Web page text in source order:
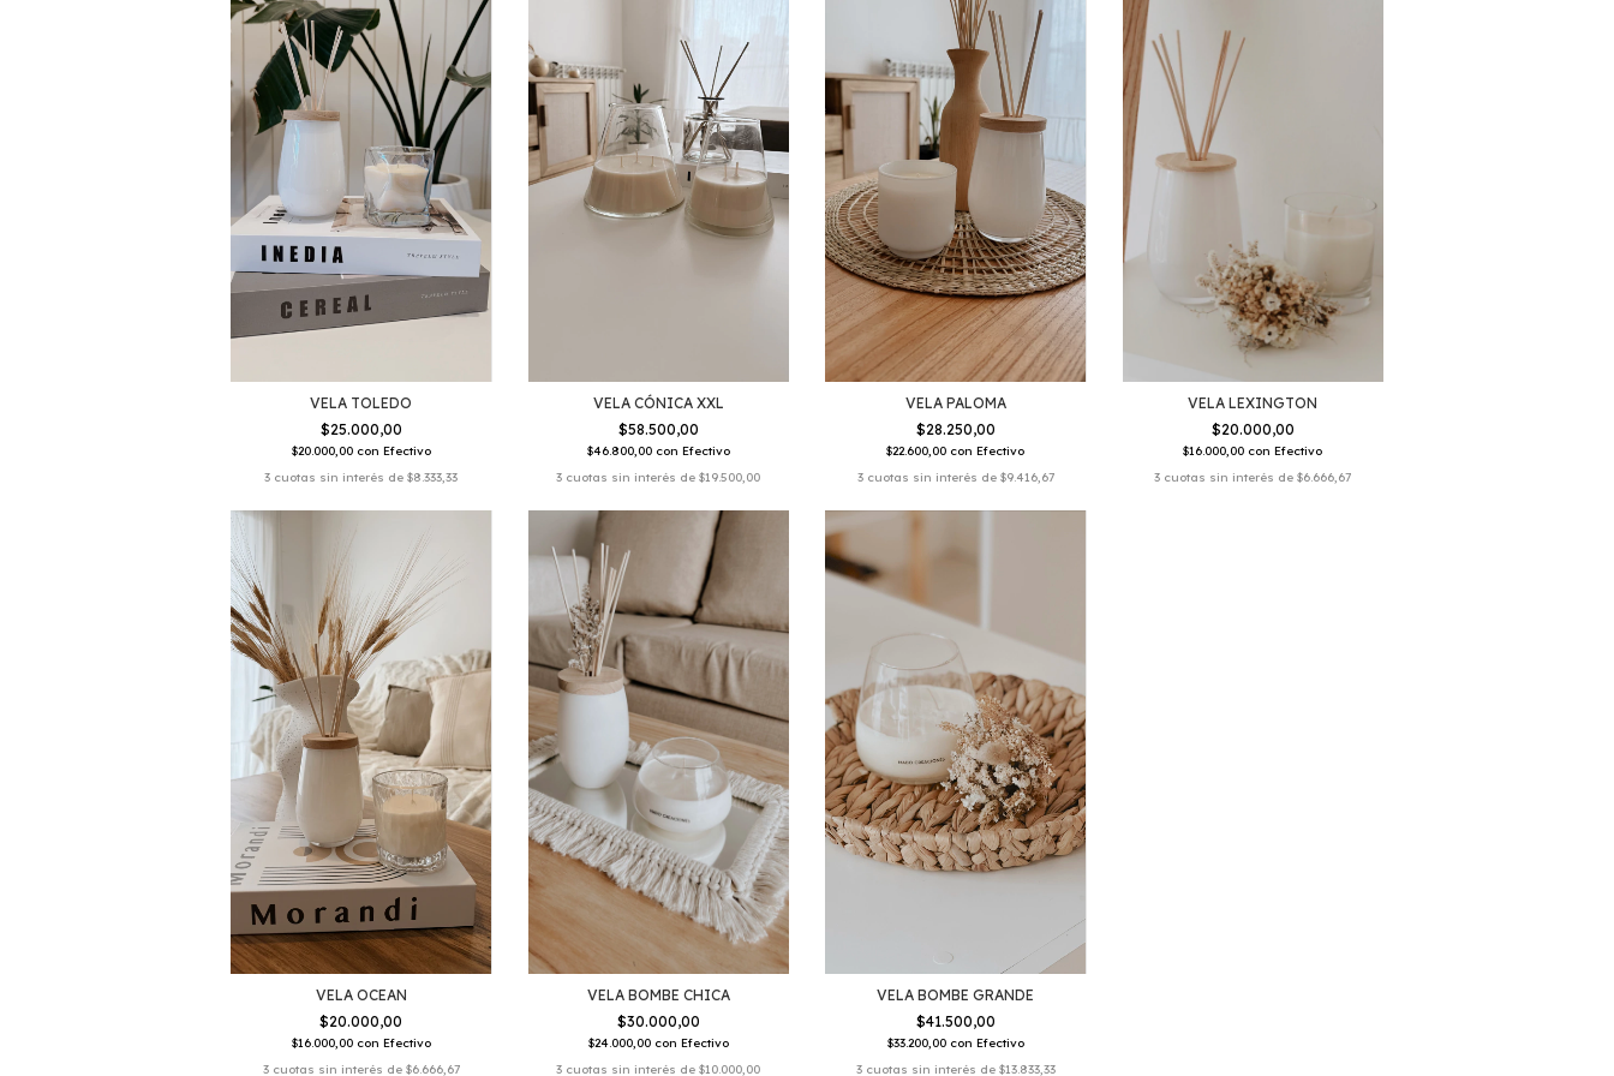
VELA TOLEDO
$25.000,00
$20.000,00 con Efectivo
3 cuotas sin interés de$8.333,33
VELA CÓNICA XXL
$58.500,00
$46.800,00 con Efectivo
3 cuotas sin interés de$19.500,00
VELA PALOMA
$28.250,00
$22.600,00 con Efectivo
3 cuotas sin interés de $9.416,67
VELA LEXINGTON
$20.000,00
$16.000,00 con Efectivo
3 cuotas sin interés de$6.666,67
VELA OCEAN
$20.000,00
$16.000,00 con Efectivo
3 cuotas sin interés de $6.666,67
VELA BOMBE CHICA
$30.000,00
$24.000,00 con Efectivo
3 cuotas sin interés de$10.000,00
VELA BOMBE GRANDE
$41.500,00
$33.200,00 con Efectivo
3 cuotas sin interés de $13.833,33